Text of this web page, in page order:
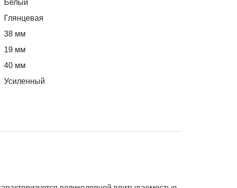
Белый
Глянцевая
38 мм
19 мм
40 мм
Усиленный